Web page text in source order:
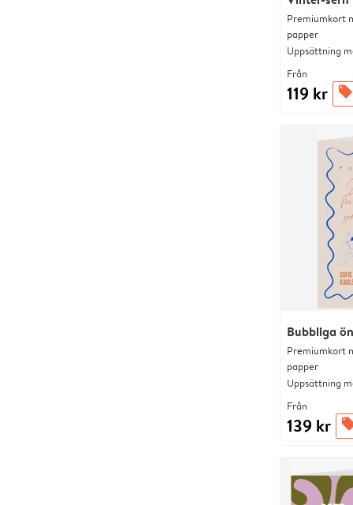
Premiumkort
papper
Uppsättning
Från
119 kr offers
Bubbliga
Premiumkort
papper
Uppsättning
Från
139 kr